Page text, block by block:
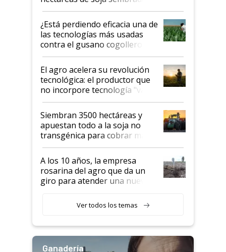
con una nueva generación de
variedades que marcan un
salto tecnológico en genética y
rendimiento
¿Está perdiendo eficacia una de
las tecnologías más usadas
contra el gusano cogollero? El
desafío de una tecnología clave
El agro acelera su revolución
tecnológica: el productor que
no incorpore tecnología "va a
perder el tren"
Siembran 3500 hectáreas y
apuestan todo a la soja no
transgénica para cobrar más
por tonelada: compraron un
semillero
A los 10 años, la empresa
rosarina del agro que da un
giro para atender una nueva
Ver todos los temas
Ganadería